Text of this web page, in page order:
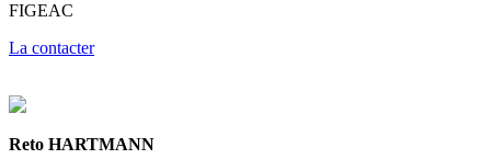
FIGEAC
La contacter
Reto HARTMANN